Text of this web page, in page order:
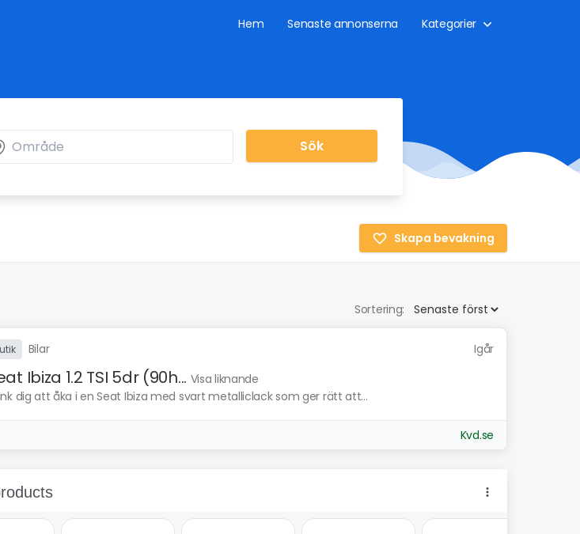
Hem Senaste annonserna Kategorier
Sök
Skapa bevakning
Sortering:
Bilar Igår
Ibiza 1.2 TSI 5dr (90h... Visa liknande
dig att åka i en Seat Ibiza med svart metalliclack som ger rätt att...
Kvd.se